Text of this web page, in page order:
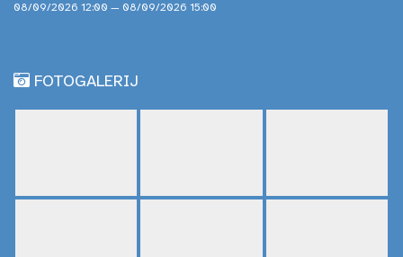
08/09/2026 12:00 — 08/09/2026 15:00
FOTOGALERIJ